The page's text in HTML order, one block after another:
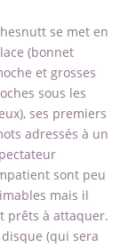
se met en
(bonnet
et grosses
sous les
ses premiers
adressés à un
sont peu
mais il
prêts à attaquer.
(qui sera